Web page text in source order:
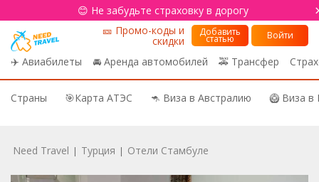
😊 Не забудьте страховку в дорогу
✈️ Авиабилеты 🚘 Аренда автомобилей 🚕 Трансфер
🎫 Промо-коды и
скидки
Добавить
статью Войти
Страны 🎯Карта АТЭС 🦘 Виза в Австралию 🥝 Виза
Need Travel | Турция | Отели Стамбуле